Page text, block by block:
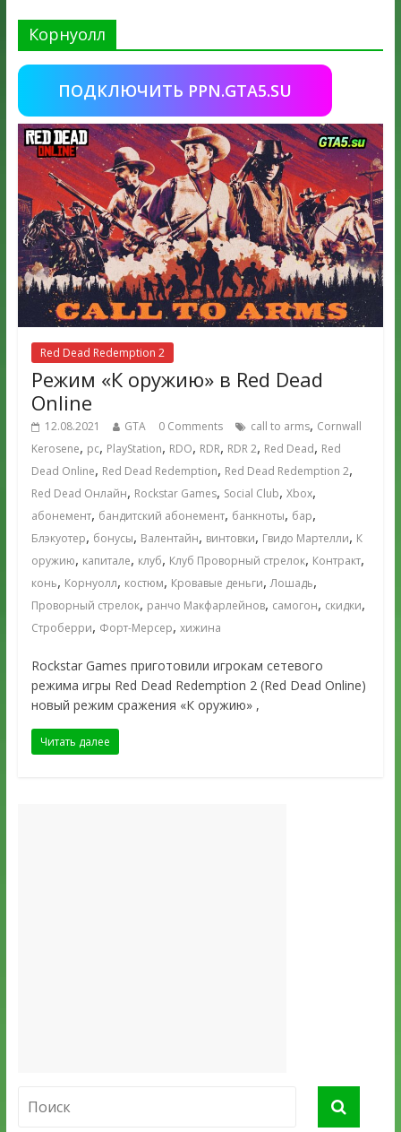
Корнуолл
ПОДКЛЮЧИТЬ PPN.GTA5.SU
Red Dead Redemption 2
Режим «К оружию» в Red Dead
Online
12.08.2021 GTA 0 Comments call to arms, Cornwall
Kerosene, pc, PlayStation, RDO, RDR, RDR 2, Red Dead, Red
Dead Online, Red Dead Redemption, Red Dead Redemption 2,
Red Dead Онлайн, Rockstar Games, Social Club, Xbox,
абонемент, бандитский абонемент, банкноты, бар,
Блэкуотер, бонусы, Валентайн, винтовки, Гвидо Мартелли, К
оружию, капитале, клуб, Клуб Проворный стрелок, Контракт,
конь, Корнуолл, костюм, Кровавые деньги,Лошадь,
Проворный стрелок, ранчо Макфарлейнов, самогон, скидки,
Строберри, Форт-Мерсер, хижина
Rockstar Games приготовили игрокам сетевого
режима игры Red Dead Redemption 2 (Red Dead Online)
новый режим сражения «К оружию» ,
Читать далее